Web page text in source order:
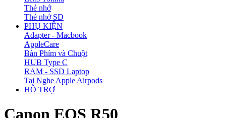
Thẻ nhớ
Thẻ nhớ SD
PHỤ KIỆN
Adapter - Macbook
AppleCare
Bàn Phím và Chuột
HUB Type C
RAM - SSD Laptop
Tai Nghe Apple Airpods
HỖ TRỢ
Canon EOS R50